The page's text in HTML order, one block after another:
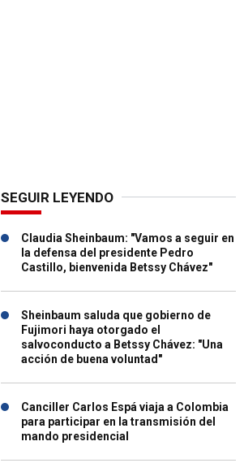
SEGUIR LEYENDO
Claudia Sheinbaum: "Vamos a seguir en
la defensa del presidente Pedro
Castillo, bienvenida Betssy Chávez"
Sheinbaum saluda que gobierno de
Fujimori haya otorgado el
salvoconducto a Betssy Chávez: "Una
acción de buena voluntad"
Canciller Carlos Espá viaja a Colombia
para participar en la transmisión del
mando presidencial